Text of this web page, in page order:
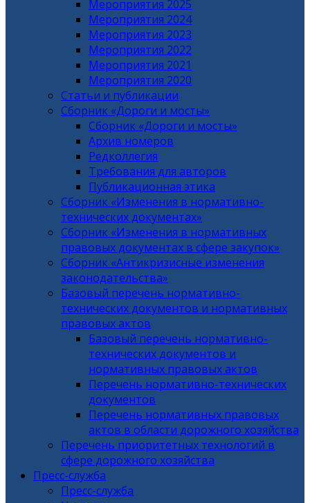
Мероприятия 2025
Мероприятия 2024
Мероприятия 2023
Мероприятия 2022
Мероприятия 2021
Мероприятия 2020
Статьи и публикации
Сборник «Дороги и мосты»
Сборник «Дороги и мосты»
Архив номеров
Редколлегия
Требования для авторов
Публикационная этика
Сборник «Изменения в нормативно-
технических документах»
Сборник «Изменения в нормативных
правовых документах в сфере закупок»
Сборник «Антикризисные изменения
законодательства»
Базовый перечень нормативно-
технических документов и нормативных
правовых актов
Базовый перечень нормативно-
технических документов и
нормативных правовых актов
Перечень нормативно-технических
документов
Перечень нормативных правовых
актов в области дорожного хозяйства
Перечень приоритетных технологий в
сфере дорожного хозяйства
Пресс-служба
Пресс-служба